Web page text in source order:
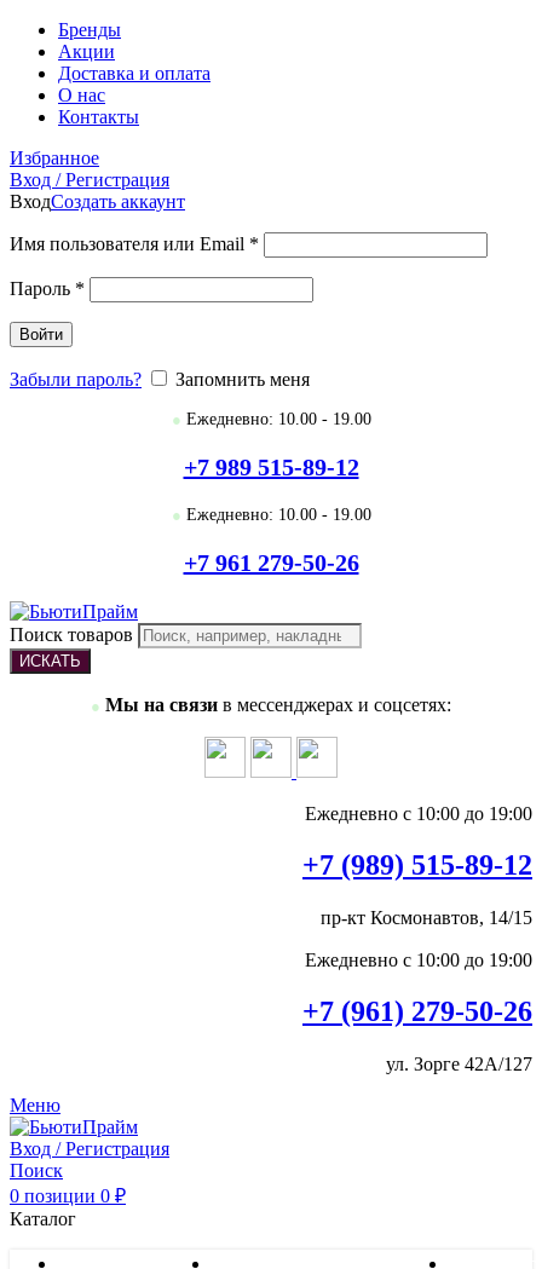
Бренды
Акции
Доставка и оплата
О нас
Контакты
Избранное
Вход / Регистрация
ВходСоздать аккаунт
Имя пользователя или Email *
Пароль *
Войти
Забыли пароль? Запомнить меня
● Ежедневно: 10.00 - 19.00
+7 989 515-89-12
● Ежедневно: 10.00 - 19.00
+7 961 279-50-26
Поиск товаров
ИСКАТЬ
● Мы на связи в мессенджерах и соцсетях:
Ежедневно с 10:00 до 19:00
+7 (989) 515-89-12
пр-кт Космонавтов, 14/15
Ежедневно с 10:00 до 19:00
+7 (961) 279-50-26
ул. Зорге 42А/127
Меню
Вход / Регистрация
Поиск
0 позиции 0 ₽
Каталог